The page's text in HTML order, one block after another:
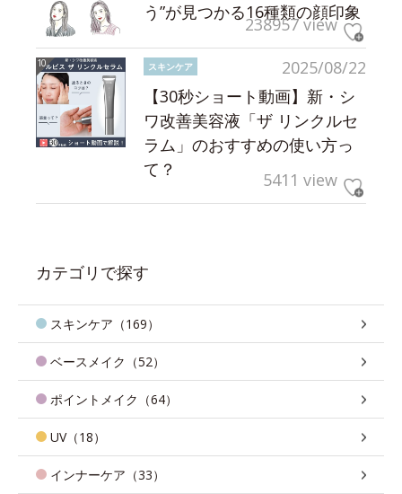
う”が見つかる16種類の顔印象
238957 view
2025/08/22
スキンケア
【30秒ショート動画】新・シ
ワ改善美容液「ザ リンクルセ
ラム」のおすすめの使い方っ
て？
5411 view
カテゴリで探す
スキンケア（169）
ベースメイク（52）
ポイントメイク（64）
UV（18）
インナーケア（33）